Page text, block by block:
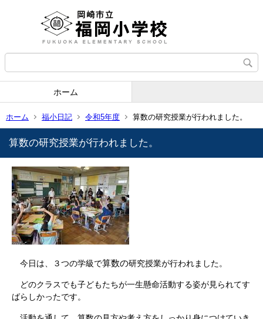
ホーム
ホーム 福小日記 令和5年度 算数の研究授業が行われました。
算数の研究授業が行われました。
今日は、３つの学級で算数の研究授業が行われました。
どのクラスでも子どもたちが一生懸命活動する姿が見られてす
ばらしかったです。